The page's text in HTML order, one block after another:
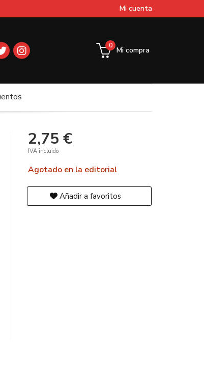
Mi cuenta
Mi compra
0
2,75 €
IVA incluido
Agotado en la editorial
Añadir a favoritos